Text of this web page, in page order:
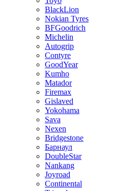
BlackLion
Nokian Tyres
BFGoodrich
Michelin
Autogrip
Contyre
GoodYear
Kumho
Matador
Firemax
Gislaved
Yokohama
Sava
Nexen
Bridgestone
Барнаул
DoubleStar
Nankang
Joyroad
Continental